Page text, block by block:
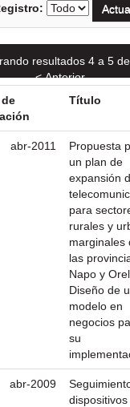
resultados 4 a 5
< Anterior
Título
abr-2011
Propuesta
un plan de
expansión
para
rurales y
marginales
las
Napo y
Diseño de
modelo en
negocios
su
abr-2009
dispositivos